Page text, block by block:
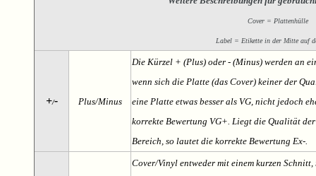
Cover = Plattenhülle
Label = Etikette in der Mitte auf
+/- Plus/Minus
Die Kürzel + (Plus) oder - (Minus) werden an
wenn sich die Platte (das Cover) keiner der
eine Platte etwas besser als VG, nicht jedoch
korrekte Bewertung VG+. Liegt die Qualität
Bereich, so lautet die korrekte Bewertung Ex-.
Cover/Vinyl entweder mit einem kurzen